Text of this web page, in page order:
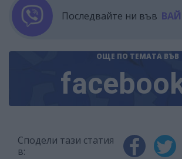
Последвайте ни във
ОЩЕ ПО ТЕМАТА ВЪВ
Сподели тази статия
в: